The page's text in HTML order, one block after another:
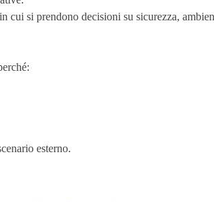
in cui si prendono decisioni su sicurezza,
esterno.